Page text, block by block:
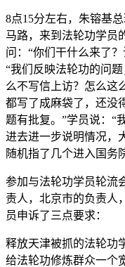
8点15分左右，朱镕基
马路，来到法轮功学员
问：“你们干什么来了
“我们反映法轮功的问
么不写信上访？怎么这
都写了成麻袋了，还没
题有批复。”学员说：“
进去进一步说明情况，
随机指了几个进入国务
参加与法轮功学员轮流
责人，北京市的负责人
员申诉了三点要求：
释放天津被抓的法轮功
给法轮功修炼群众一个